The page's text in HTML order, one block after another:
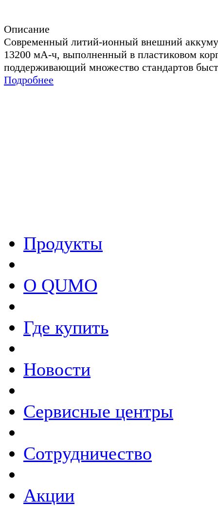
Описание
Современный литий-ионный внешний
13200 мА-ч, выполненный в пластиковом
поддерживающий множество стандартов
Подробнее
Продукты
О QUMO
Где купить
Новости
Сервисные центры
Сотрудничество
Акции